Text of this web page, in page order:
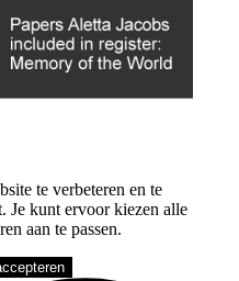
te verbeteren en te
Je kunt ervoor kiezen alle
aan te passen.